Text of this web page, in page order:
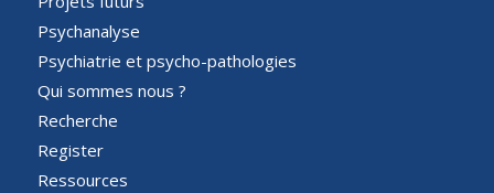
Psychanalyse
Psychiatrie et psycho-pathologies
Qui sommes nous ?
Recherche
Register
Ressources